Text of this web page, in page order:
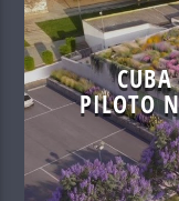
PILOTO